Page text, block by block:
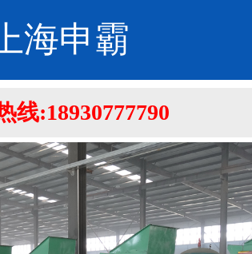
海申霸
线:18930777790